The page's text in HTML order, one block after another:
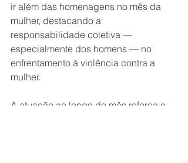
ir além das homenagens no mês da
mulher, destacando a
responsabilidade coletiva —
especialmente dos homens — no
enfrentamento à violência contra a
mulher.
A atuação ao longo do mês reforça o